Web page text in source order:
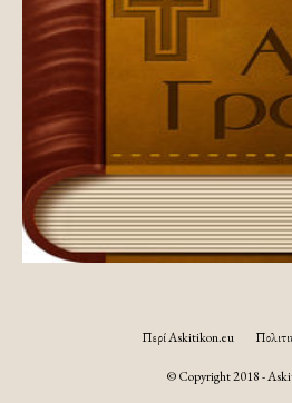
Περί Askitikon.eu
© Copyright 2018 -